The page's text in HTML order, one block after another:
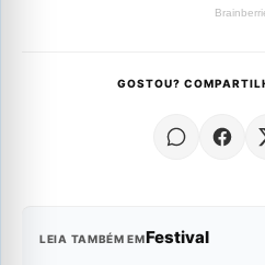
GOSTOU?
LEIA TAMBÉM EMFestival